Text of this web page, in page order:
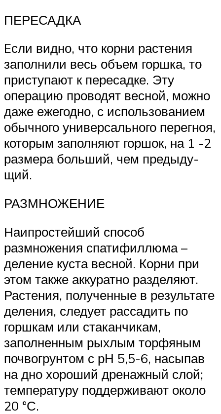
ПЕРЕСАДКА
Eсли видно, что корни растения
заполнили весь объем горшка, то
приступают к пере­садке. Эту
операцию проводят весной, можно
даже ежегодно, с использованием
обычного универсального перегноя,
которым заполняют горшок, на 1 -2
размера больший, чем предыду­
щий.
РАЗМНОЖЕНИЕ
Наипростейший способ
размножения спатифиллюма –
деление куста весной. Корни при
этом также аккуратно разделяют.
Растения, полученные в ре­зультате
деления, следует рассадить по
горшкам или стаканчикам,
заполненным рыхлым торфяным
почвогрунтом с рН 5,5-6, насыпав
на дно хороший дренажный слой;
температуру поддерживают око­ло
20 °С.